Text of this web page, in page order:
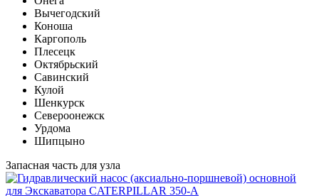
Вычегодский
Коноша
Каргополь
Плесецк
Октябрьский
Савинский
Кулой
Шенкурск
Североонежск
Урдома
Шипцыно
Запасная часть для узла